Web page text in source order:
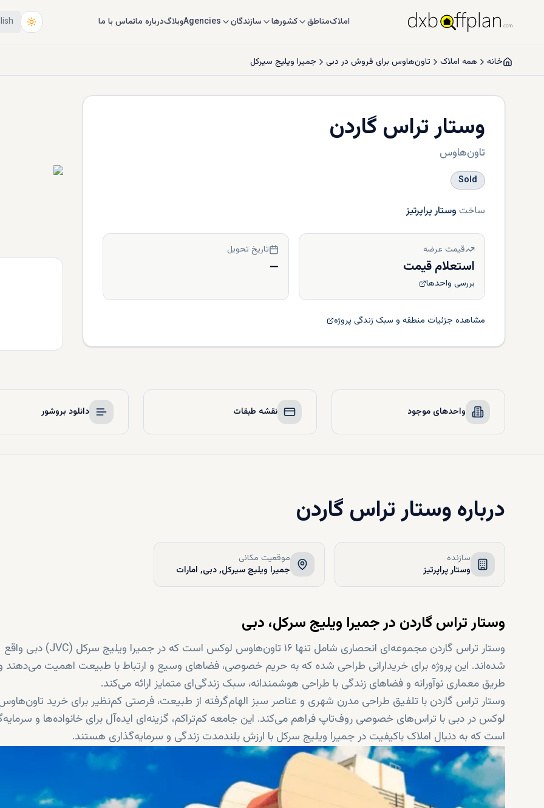
املاکمناطق کشورها سازندگان Agenciesوبلاگدرباره ماتماس با ما
خانه همه املاک تاون‌هاوس برای فروش در دبی جمیرا ویلیج سيرکل
وستار تراس گاردن
تاون‌هاوس
Sold
ساخت وستار پراپرتیز
قیمت عرضه
استعلام قیمت
بررسی واحدها
تاریخ تحویل
—
مشاهده جزئیات منطقه و سبک زندگی پروژه
واحدهای موجود نقشه طبقات دانلود بروشور
دربارهوستار تراس گاردن
سازنده
وستار پراپرتیز
موقعیت مکانی
جمیرا ویلیج سيرکل, دبی, امارات
وستار تراس گاردن در جمیرا ویلیج سرکل، دبی
وستار تراس گاردن مجموعه‌ای انحصاری شامل تنها ۱۶ تاون‌هاوس لوکس است که در جمیرا ویلیج سرکل (JVC) دبی واقع
شده‌اند. این پروژه برای خریدارانی طراحی شده که به حریم خصوصی، فضاهای وسیع و ارتباط با طبیعت اهمیت می‌دهند
طریق معماری نوآورانه و فضاهای زندگی با طراحی هوشمندانه، سبک زندگی‌ای متمایز ارائه می‌کند.
وستار تراس گاردن با تلفیق طراحی مدرن شهری و عناصر سبز الهام‌گرفته از طبیعت، فرصتی کم‌نظیر برای خرید
لوکس در دبی با تراس‌های خصوصی روف‌تاپ فراهم می‌کند. این جامعه کم‌تراکم، گزینه‌ای ایده‌آل برای خانواده‌ها و
است که به دنبال املاک باکیفیت در جمیرا ویلیج سرکل با ارزش بلندمدت زندگی و سرمایه‌گذاری هستند.